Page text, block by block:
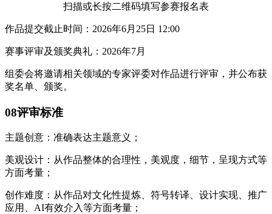
扫描或长按二维码填写参赛报名表
作品提交截止时间：2026年6月25日 12:00
赛事评审及颁奖典礼：2026年7月
组委会将邀请相关领域的专家评委对作品进行评审，并公布获
奖名单、颁奖。
08评审标准
主题创意：准确表达主题意义；
美观设计：从作品整体的合理性，美观度，细节，呈现方式等
方面考量；
创作难度：从作品对文化性提炼、符号转译、设计实现、推广
应用、AI有效介入等方面考量；